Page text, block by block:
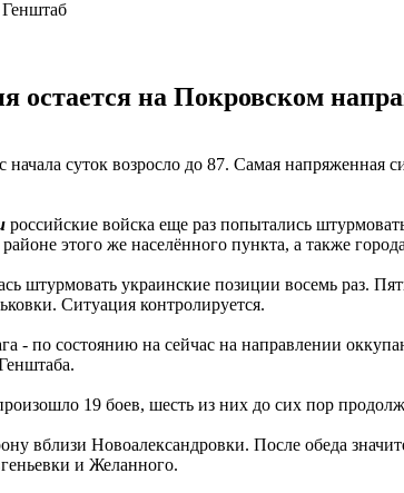
остается на Покровском
суток возросло до 87. Самая напряженная
российские войска еще раз попытались
этого же населённого пункта, а также
штурмовать украинские позиции восемь раз.
Ситуация контролируется.
- по состоянию на сейчас на направлении
19 боев, шесть из них до сих пор
вблизи Новоалександровки. После обеда
и Желанного.